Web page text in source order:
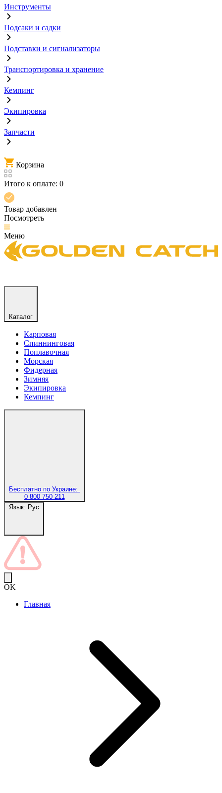
Инструменты
Подсаки и садки
Подставки и сигнализаторы
Транспортировка и хранение
Кемпинг
Экипировка
Запчасти
Корзина
Итого к оплате: 0
Товар добавлен
Посмотреть
Меню
Каталог
Карповая
Спиннинговая
Поплавочная
Морская
Фидерная
Зимняя
Экипировка
Кемпинг
Бесплатно по Украине:
0 800 750 211
Язык: Рус
OK
Главная